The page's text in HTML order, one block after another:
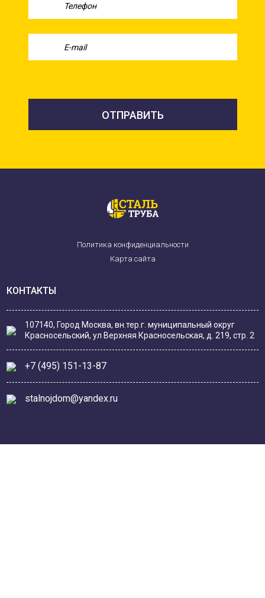
Политика конфиденциальности
Карта сайта
КОНТАКТЫ
107140, Город Москва, вн.тер.г. муниципальный округ
Красносельский, ул Верхняя Красносельская, д. 219, стр. 2
+7 (495) 151-13-87
stalnojdom@yandex.ru